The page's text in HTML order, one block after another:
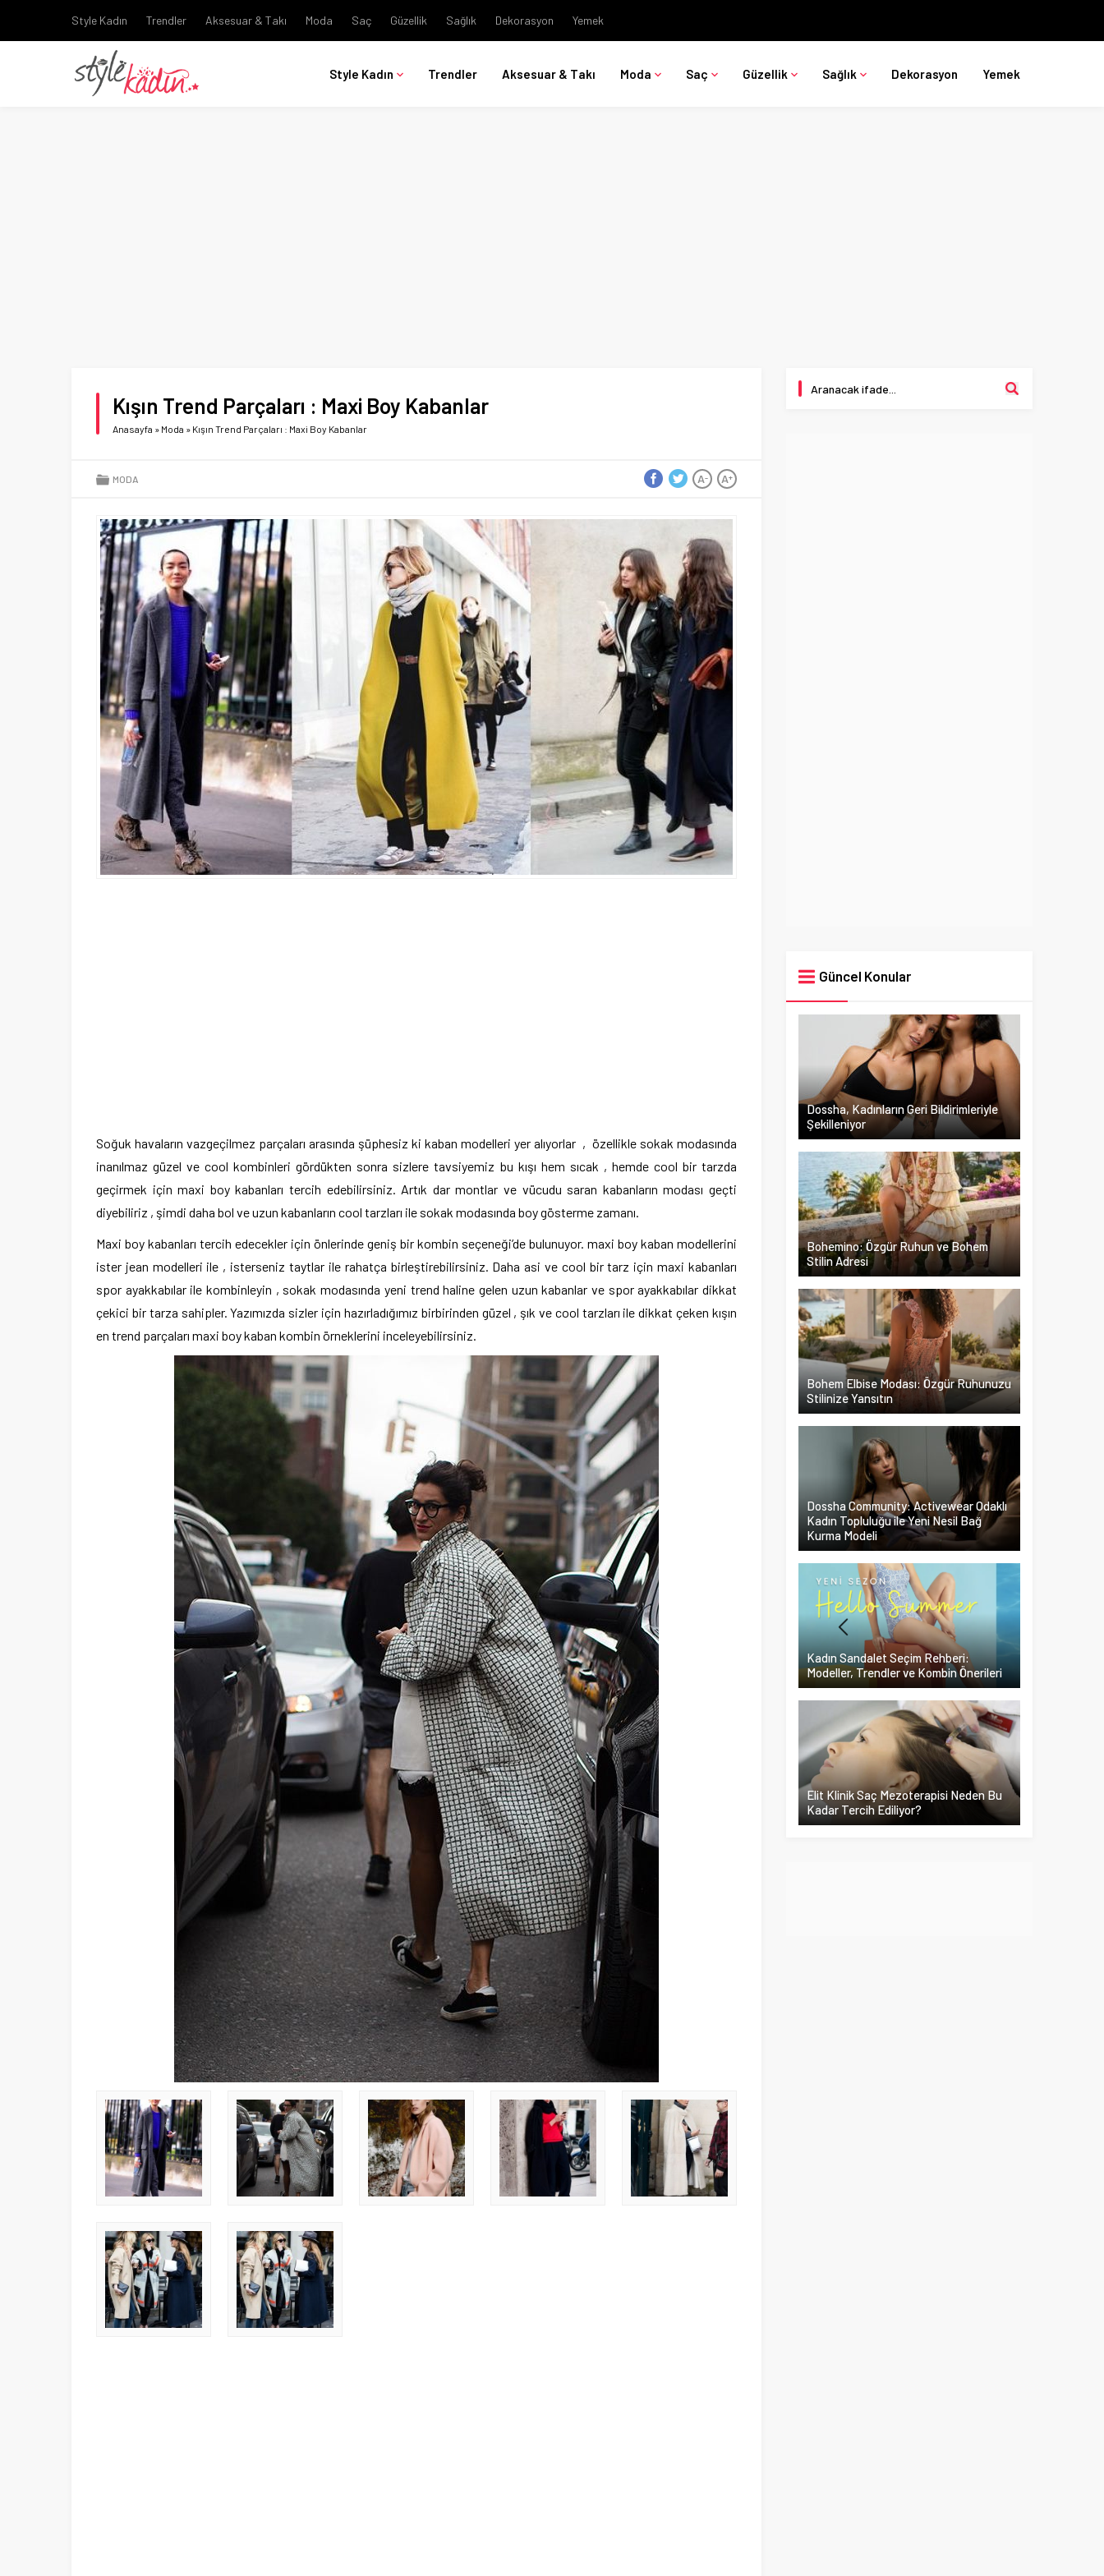
Style Kadın Trendler Aksesuar & Takı Moda Saç Güzellik Sağlık Dekorasyon Yemek
Style Kadın Trendler Aksesuar & Takı Moda Saç Güzellik Sağlık Dekorasyon Yemek
Kışın Trend Parçaları : Maxi Boy Kabanlar
Anasayfa » Moda » Kışın Trend Parçaları : Maxi Boy Kabanlar
MODA A+
A-
Soğuk havaların vazgeçilmez parçaları arasında şüphesiz ki kaban modelleri yer alıyorlar , özellikle sokak modasında
inanılmaz güzel ve cool kombinleri gördükten sonra sizlere tavsiyemiz bu kışı hem sıcak , hemde cool bir tarzda
geçirmek için maxi boy kabanları tercih edebilirsiniz. Artık dar montlar ve vücudu saran kabanların modası geçti
diyebiliriz , şimdi daha bol ve uzun kabanların cool tarzları ile sokak modasında boy gösterme zamanı.
Maxi boy kabanları tercih edecekler için önlerinde geniş bir kombin seçeneği’de bulunuyor. maxi boy kaban modellerini
ister jean modelleri ile , isterseniz taytlar ile rahatça birleştirebilirsiniz. Daha asi ve cool bir tarz için maxi kabanları
spor ayakkabılar ile kombinleyin , sokak modasında yeni trend haline gelen uzun kabanlar ve spor ayakkabılar dikkat
çekici bir tarza sahipler. Yazımızda sizler için hazırladığımız birbirinden güzel , şık ve cool tarzları ile dikkat çeken kışın
en trend parçaları maxi boy kaban kombin örneklerini inceleyebilirsiniz.
Güncel Konular
Dossha, Kadınların Geri Bildirimleriyle
Şekilleniyor
Bohemino: Özgür Ruhun ve Bohem
Stilin Adresi
Bohem Elbise Modası: Özgür Ruhunuzu
Stilinize Yansıtın
Dossha Community: Activewear Odaklı
Kadın Topluluğu ile Yeni Nesil Bağ
Kurma Modeli
Kadın Sandalet Seçim Rehberi:
Modeller, Trendler ve Kombin Önerileri
Elit Klinik Saç Mezoterapisi Neden Bu
Kadar Tercih Ediliyor?